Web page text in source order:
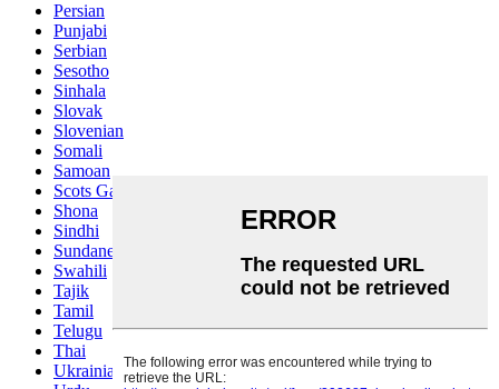
Persian
Punjabi
Serbian
Sesotho
Sinhala
Slovak
Slovenian
Somali
Samoan
Scots Gaelic
Shona
Sindhi
Sundanese
Swahili
Tajik
Tamil
Telugu
Thai
Ukrainian